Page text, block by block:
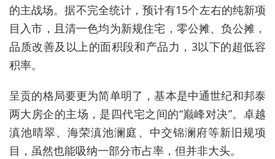
的主战场。据不完全统计，预计有15个左右的纯新项
目入市，且清一色均为新规住宅，零公摊、负公摊，
品质改善及以上的面积段和产品力，3以下的超低容
积率。
呈贡的格局要更为简单明了，基本是中通世纪和邦泰
两大房企的主场，是四代宅之间的“巅峰对决”。卓越
滇池晴翠、海荣滇池澜庭、中交锦澜府等新旧规项
目，虽然也能吸纳一部分市占率，但并非大头。